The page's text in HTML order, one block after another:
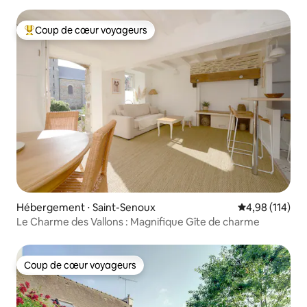
Coups de cœur voyageurs les plus appréciés
Coup de cœur voyageurs
Hébergement ⋅ Saint-Senoux Évaluation
4,98 (114)
Le Charme des Vallons : Magnifique Gîte de charme
Coup de cœur voyageurs
Coup de cœur voyageurs